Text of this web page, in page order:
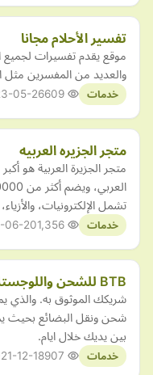
تفسير الأحلام مجانا
موقع يقدم تفسيرات لجميع
والعديد من المفسرين مثل
خدمات 05-26
متجر الجزيره العربيه
متجر الجزيرة العربية هو
تشمل الإلكترونيات،
خدمات 06-20
BTB للشحن واللوجستك
شريكك الموثوق به. والذي
شحن ونقل البضائع بحيث
بين يديك خلال ايام.
خدمات 12-18